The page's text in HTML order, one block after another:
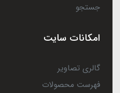
جستجو
امکانات سایت
گالری تصاویر
فهرست محصولات